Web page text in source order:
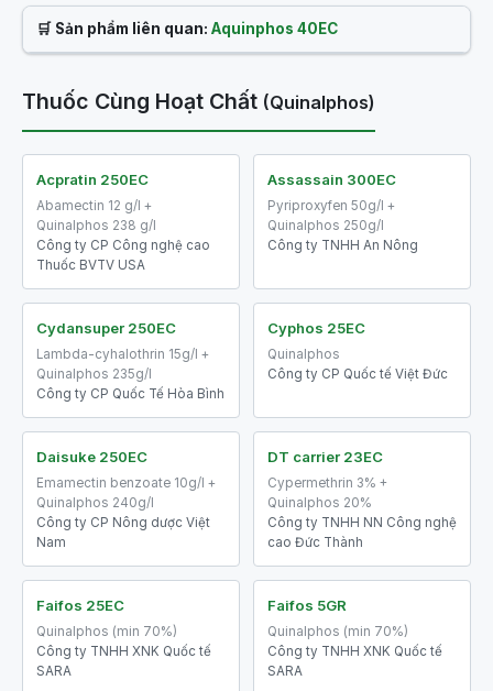
🛒 Sản phẩm liên quan: Aquinphos 40EC
Thuốc Cùng Hoạt Chất (Quinalphos)
Acpratin 250EC
Abamectin 12 g/l +
Quinalphos 238 g/l
Công ty CP Công nghệ cao
Thuốc BVTV USA
Assassain 300EC
Pyriproxyfen 50g/l +
Quinalphos 250g/l
Công ty TNHH An Nông
Cydansuper 250EC
Lambda-cyhalothrin 15g/l +
Quinalphos 235g/l
Công ty CP Quốc Tế Hòa Bình
Cyphos 25EC
Quinalphos
Công ty CP Quốc tế Việt Đức
Daisuke 250EC
Emamectin benzoate 10g/l +
Quinalphos 240g/l
Công ty CP Nông dược Việt
Nam
DT carrier 23EC
Cypermethrin 3% +
Quinalphos 20%
Công ty TNHH NN Công nghệ
cao Đức Thành
Faifos 25EC
Quinalphos (min 70%)
Công ty TNHH XNK Quốc tế
SARA
Faifos 5GR
Quinalphos (min 70%)
Công ty TNHH XNK Quốc tế
SARA